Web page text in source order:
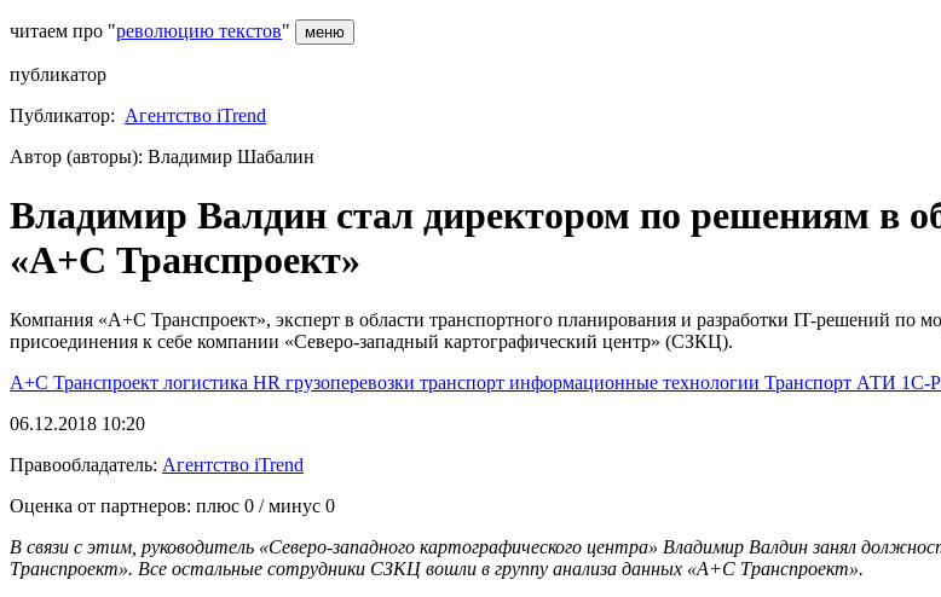
читаем про "революцию текстов" меню
публикатор
Публикатор: Агентство iTrend
Автор (авторы): Владимир Шабалин
Владимир Валдин стал директором по решениям в
«А+С Транспроект»
Компания «А+С Транспроект», эксперт в области транспортного планирования и разработки IT-решений по
присоединения к себе компании «Северо-западный картографический центр» (СЗКЦ).
А+С Транспроект логистика HR грузоперевозки транспорт информационные технологии Транспорт АТИ 1С-
06.12.2018 10:20
Правообладатель: Агентство iTrend
Оценка от партнеров: плюс 0 / минус 0
В связи с этим, руководитель «Северо-западного картографического центра» Владимир Валдин занял
Транспроект». Все остальные сотрудники СЗКЦ вошли в группу анализа данных «А+С Транспроект».